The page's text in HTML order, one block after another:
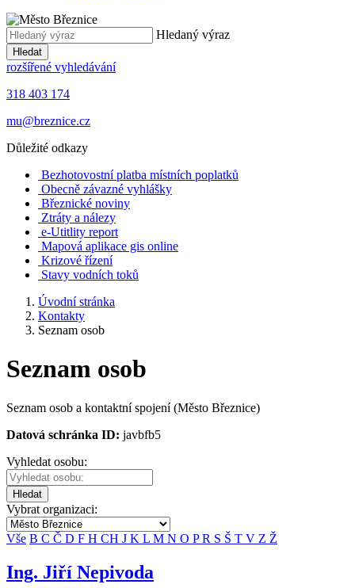
Hledaný výraz
Hledat
rozšířené vyhledávání
318 403 174
mu@breznice.cz
Důležité odkazy
Bezhotovostní platba místních poplatků
Obecně závazné vyhlášky
Březnické noviny
Ztráty a nálezy
e-Utitlity report
Mapová aplikace gis online
Krizové řízení
Stavy vodních toků
Úvodní stránka
Kontakty
Seznam osob
Seznam osob
Seznam osob a kontaktní spojení (Město Březnice)
Datová schránka ID: javbfb5
Vyhledat osobu:
Hledat
Vybrat organizaci:
Vše B C Č D F H CH J K L M N O PR S Š T V Z Ž
Ing. Jiří Nepivoda